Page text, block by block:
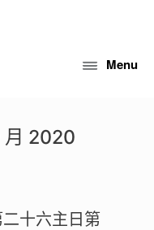
Menu
月 2020
十六主日第